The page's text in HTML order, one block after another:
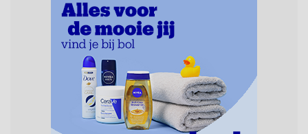
zonder afspraak terecht kunt. De vermelde kappers
kunnen uw haren wassen, knippen, föhnen en kleuren,
maar ook helpen met extensions, balyage, invlechten,
opsteken, weave, een keratinebehandeling, een
permanent, een bruidkapsel, make-up & visagie,
epileren, schoonheidsbehandelingen, het trimmen van
een baard en pruiken. U kunt de zoekresultaten